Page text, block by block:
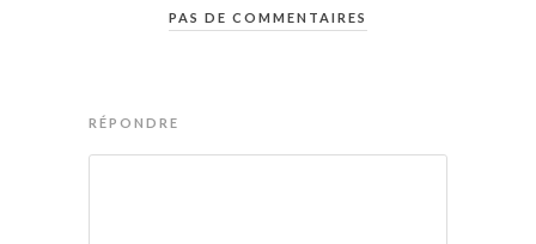
PAS DE COMMENTAIRES
RÉPONDRE